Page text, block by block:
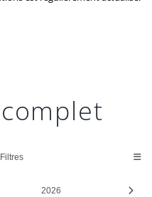
complet
Filtres
2026